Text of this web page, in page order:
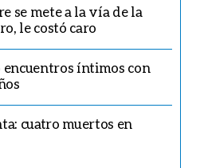
se mete a la vía de la
le costó caro
íntimos con
cuatro muertos en